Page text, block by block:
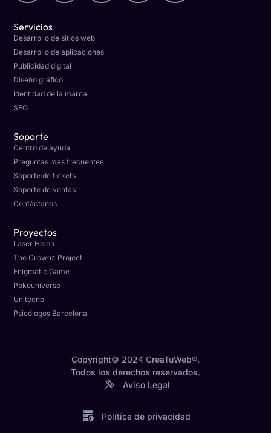
Servicios
Desarrollo de sitios web
Desarrollo de aplicaciones
Publicidad digital
Diseño gráfico
Identidad de la marca
SEO
Soporte
Centro de ayuda
Preguntas más frecuentes
Soporte de tickets
Soporte de ventas
Contáctanos
Proyectos
Laser Helen
The Crownz Project
Enigmatic Game
Pokeuniverso
Unitecno
Psicólogos Barcelona
Copyright© 2024 CreaTuWeb®.
Todos los derechos reservados.
Aviso Legal
Política de privacidad